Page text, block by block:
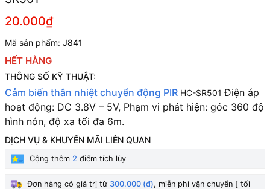
20.000₫
Mã sản phẩm: J841
HẾT HÀNG
THÔNG SỐ KỸ THUẬT:
Cảm biến thân nhiệt chuyển động PIR HC-SR501Điện áp
hoạt động: DC 3.8V – 5V, Phạm vi phát hiện: góc 360 độ
hình nón, độ xa tối đa 6m.
DỊCH VỤ & KHUYẾN MÃI LIÊN QUAN
Cộng thêm 2 điểm tích lũy
Đơn hàng có giá trị từ 300.000 (đ), miễn phí vận chuyển [ tối